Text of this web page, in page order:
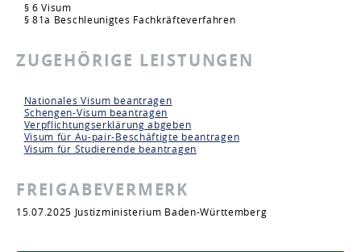
§ 6 Visum
§ 81a Beschleunigtes Fachkräfteverfahren
ZUGEHÖRIGE LEISTUNGEN
Nationales Visum beantragen
Schengen-Visum beantragen
Verpflichtungserklärung abgeben
Visum für Au-pair-Beschäftigte beantragen
Visum für Studierende beantragen
FREIGABEVERMERK
15.07.2025 Justizministerium Baden-Württemberg